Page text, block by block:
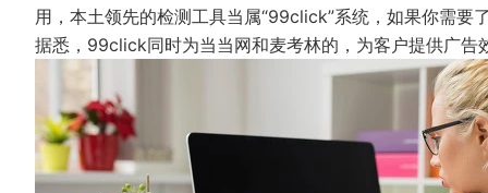
用，本土领先的检测工具当属“99click”系统，如果你需要
据悉，99click同时为当当网和麦考林的，为客户提供广告